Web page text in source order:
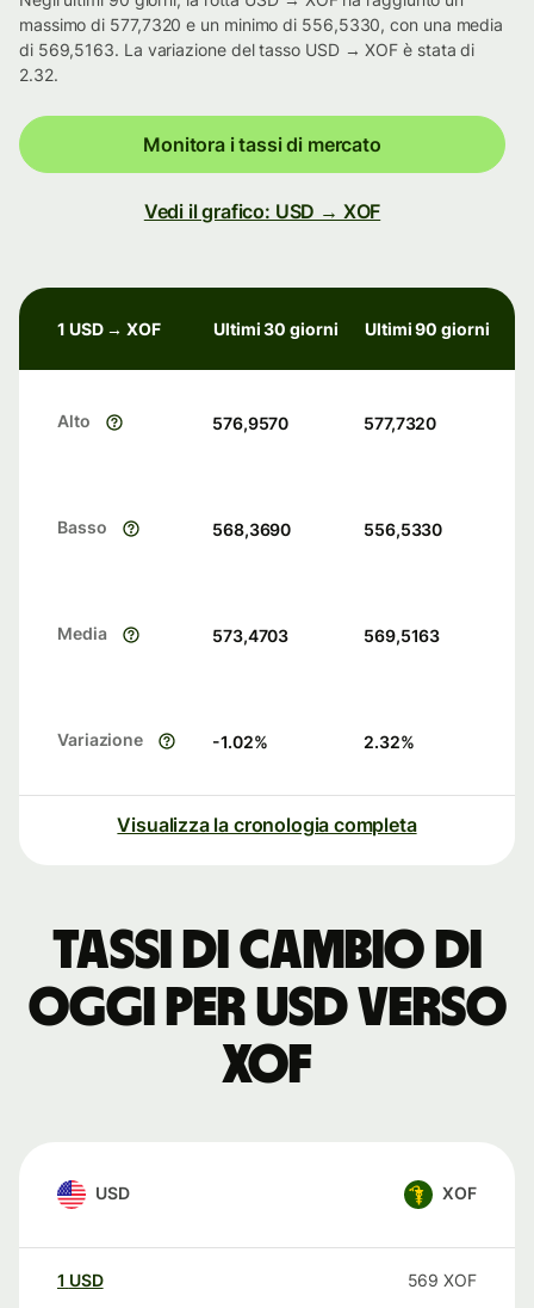
massimo di 577,7320 e un minimo di 556,5330, con una media
di 569,5163. La variazione del tasso USD → XOF è stata di
2.32.
Monitora i tassi di mercato
Vedi il grafico: USD → XOF
1 USD → XOF Ultimi 30 giorni Ultimi 90 giorni
Alto 576,9570 577,7320
Basso 568,3690 556,5330
Media 573,4703 569,5163
Variazione -1.02% 2.32%
Visualizza la cronologia completa
Tassi di cambio di
oggi per USD verso
XOF
USD XOF
1 USD 569 XOF